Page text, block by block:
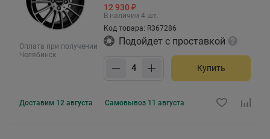
Оплата при получении
Челябинск
12 930 ₽
В наличии 4 шт.
Код товара: R367286
Подойдет с проставкой
Купить
Доставим 12 августа Самовывоз 11 августа